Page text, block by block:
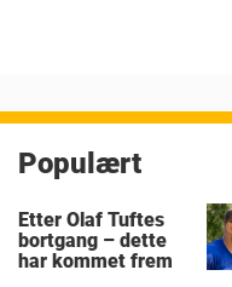
Populært
Etter Olaf Tuftes
bortgang – dette
har kommet frem